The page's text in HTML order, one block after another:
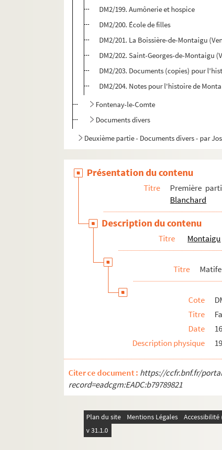
DM2/199. Aumônerie et hospice
DM2/200. École de filles
DM2/201. La Boissière-de-Montaigu
DM2/202. Saint-Georges-de-Montaigu
DM2/203. Documents (copies) pour
DM2/204. Notes pour l'histoire de
Fontenay-le-Comte
Documents divers
Deuxième partie - Documents divers - par
Présentation du contenu
Titre
Première
Blanchard
Description du contenu
Titre Montaigu
Titre
Cote
Titre
Date
Description physique
Citer ce document : https://ccfr.bnf.fr/
record=eadcgm:EADC:b79789821
Plan du site Mentions Légales
v 31.1.0